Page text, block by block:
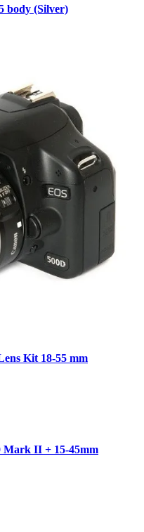
body (Silver)
Kit 18-55 mm
Mark II + 15-45mm